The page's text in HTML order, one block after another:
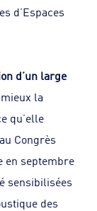
d’Espaces
d’un large
la
qu’elle
Congrès
en septembre
sensibilisées
des